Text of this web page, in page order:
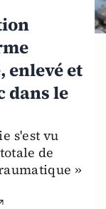
enlevé et
dans le
s'est vu
de
»